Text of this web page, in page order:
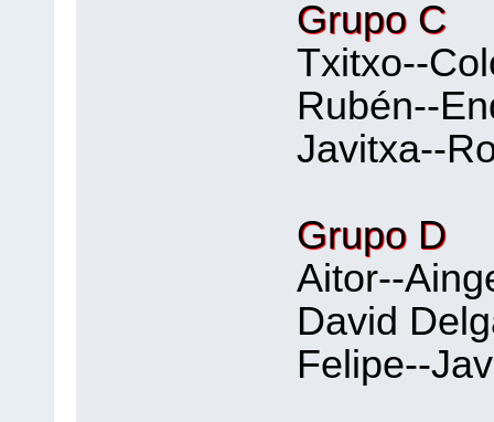
Grupo C
Txitxo--
Rubén--
Javitxa--
Grupo D
Aitor--
David
Felipe--